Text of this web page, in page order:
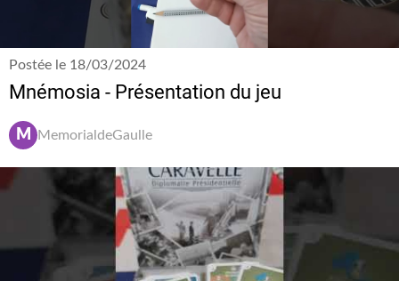
Postée le 18/03/2024
Mnémosia - Présentation du jeu
M MemorialdeGaulle